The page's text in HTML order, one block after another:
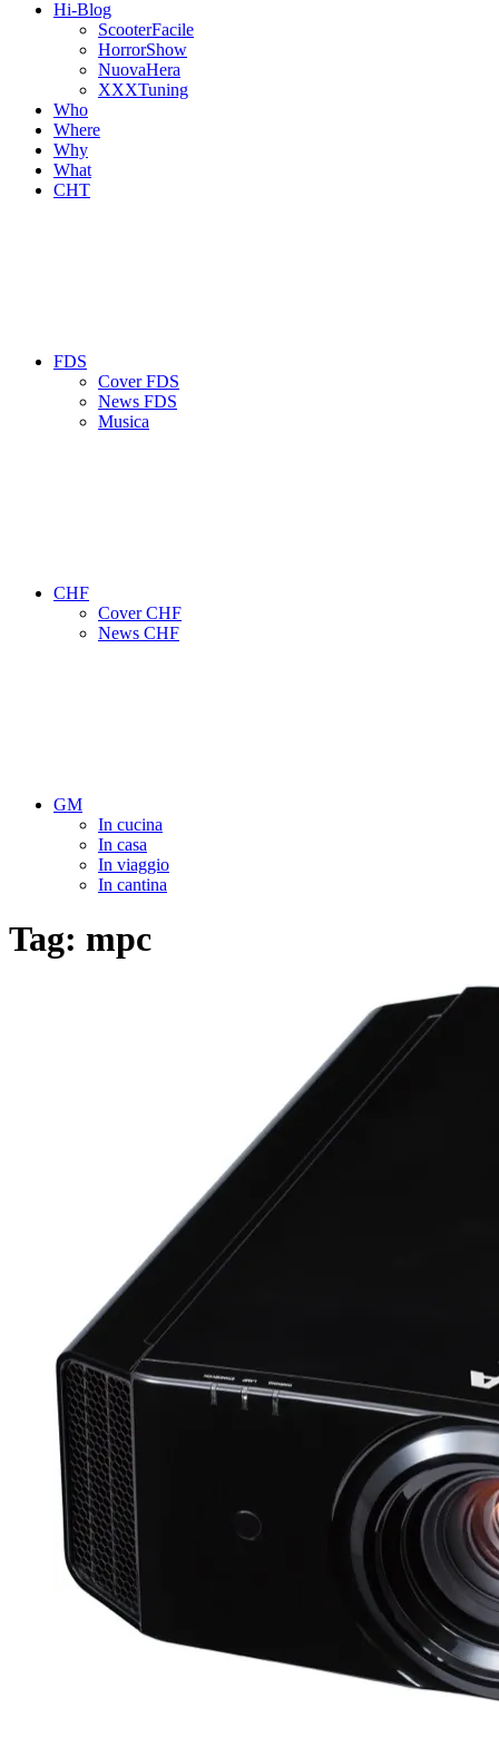
Hi-Blog
ScooterFacile
HorrorShow
NuovaHera
XXXTuning
Who
Where
Why
What
CHT
FDS
Cover FDS
News FDS
Musica
CHF
Cover CHF
News CHF
GM
In cucina
In casa
In viaggio
In cantina
Tag: mpc